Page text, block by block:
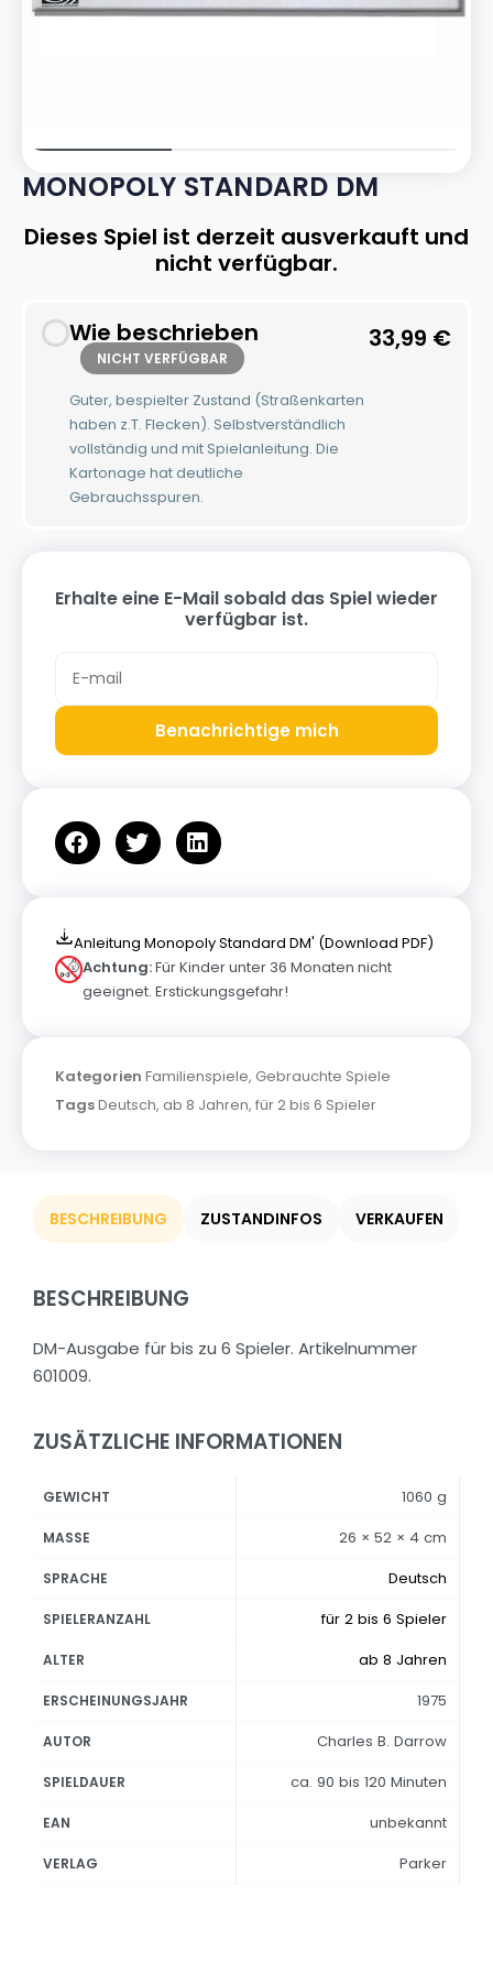
MONOPOLY STANDARD DM
Dieses Spiel ist derzeit ausverkauft und
nicht verfügbar.
Wie beschrieben
NICHT VERFÜGBAR
Guter, bespielter Zustand (Straßenkarten
haben z.T. Flecken). Selbstverständlich
vollständig und mit Spielanleitung. Die
Kartonage hat deutliche
Gebrauchsspuren.
33,99 €
Erhalte eine E-Mail sobald das Spiel wieder
verfügbar ist.
Benachrichtige mich
Anleitung Monopoly Standard DM' (Download PDF)
Achtung:Für Kinder unter 36 Monaten nicht
geeignet. Erstickungsgefahr!
Kategorien Familienspiele, Gebrauchte Spiele
TagsDeutsch, ab 8 Jahren, für 2 bis 6 Spieler
BESCHREIBUNG ZUSTANDINFOS VERKAUFEN
BESCHREIBUNG
DM-Ausgabe für bis zu 6 Spieler. Artikelnummer
601009.
ZUSÄTZLICHE INFORMATIONEN
GEWICHT 1060 g
MASSE 26 × 52 × 4 cm
SPRACHE Deutsch
SPIELERANZAHL für 2 bis 6 Spieler
ALTER ab 8 Jahren
ERSCHEINUNGSJAHR 1975
AUTOR Charles B. Darrow
SPIELDAUER ca. 90 bis 120 Minuten
EAN unbekannt
VERLAG Parker